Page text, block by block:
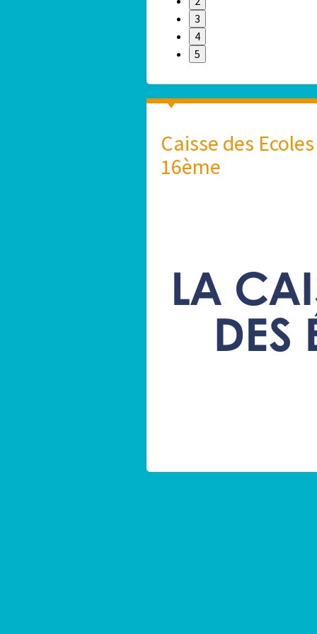
3
4
5
Caisse des
16ème